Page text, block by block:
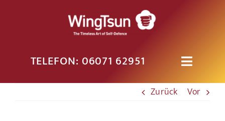
TELEFON: 06071 62951
Toggle
PROBEUNTERRICHT Zurück Vor